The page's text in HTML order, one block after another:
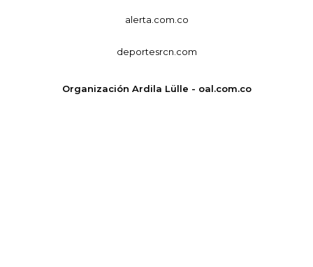
alerta.com.co
deportesrcn.com
Organización Ardila Lülle - oal.com.co